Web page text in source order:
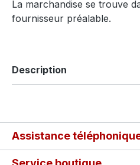
La marchandise se trouve
fournisseur préalable.
Description
Assistance